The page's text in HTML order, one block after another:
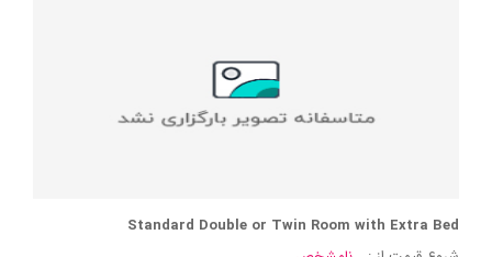
Standard Double or Twin Room with Extra Bed